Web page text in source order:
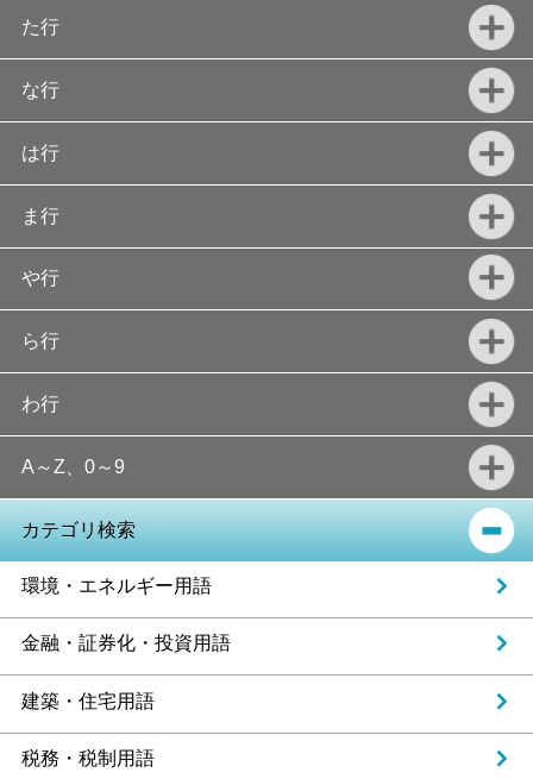
た行
な行
は行
ま行
や行
ら行
わ行
A～Z、0～9
カテゴリ検索
環境・エネルギー用語
金融・証券化・投資用語
建築・住宅用語
税務・税制用語